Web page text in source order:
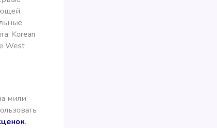
Korean
West
мили
.